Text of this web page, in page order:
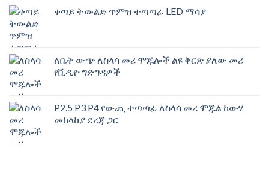
ቀጣይ ትውልድ ጥምዝ ተጣጣፊ LED ማሳያ
ለቤት ውጭ ለስላሳ መሪ ሞጁሎች ልዩ ቅርጽ ያለው መሪ
የቪዲዮ ግድግዳዎች
P2.5 P3 P4 የውጪ ተጣጣፊ ለስላሳ መሪ ሞጁል ከውሃ
መከላከያ ደረጃ ጋር